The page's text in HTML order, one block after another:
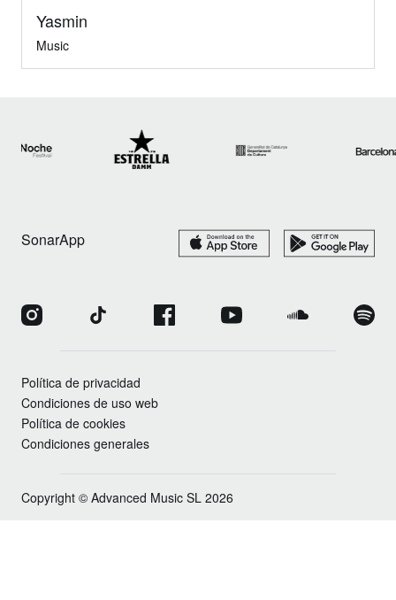
Yasmin
Music
SonarApp
Política de privacidad
Condiciones de uso web
Política de cookies
Condiciones generales
Copyright © Advanced Music SL 2026